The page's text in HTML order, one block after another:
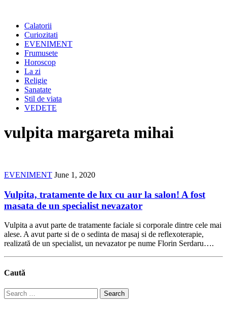
Calatorii
Curiozitati
EVENIMENT
Frumusete
Horoscop
La zi
Religie
Sanatate
Stil de viata
VEDETE
vulpita margareta mihai
EVENIMENT June 1, 2020
Vulpita, tratamente de lux cu aur la salon! A fost
masata de un specialist nevazator
Vulpita a avut parte de tratamente faciale si corporale dintre cele mai
alese. A avut parte si de o sedinta de masaj si de reflexoterapie,
realizată de un specialist, un nevazator pe nume Florin Serdaru….
Caută
Search
for: